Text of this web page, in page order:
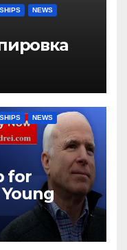
NEWS
Игоря
и
NEWS
for